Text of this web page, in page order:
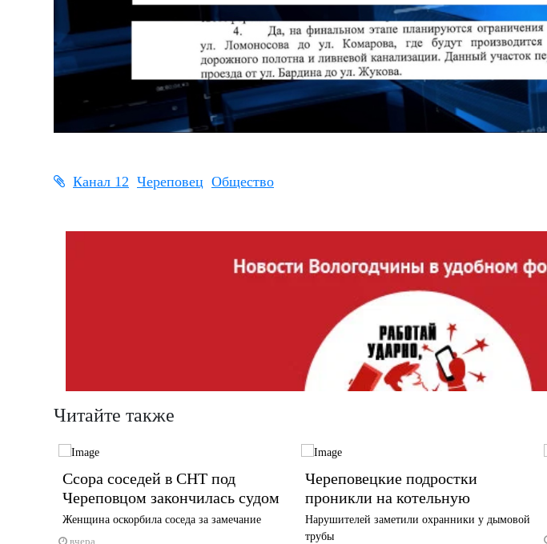
Канал 12 Череповец Общество
Читайте также
Ссора соседей в СНТ под
Череповцом закончилась судом
Женщина оскорбила соседа за замечание
вчера
Череповецкие подростки
проникли на котельную
Нарушителей заметили охранники у дымовой
трубы